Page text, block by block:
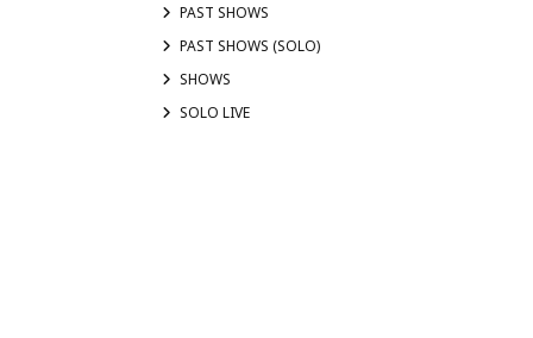
PAST SHOWS
PAST SHOWS (SOLO)
SHOWS
SOLO LIVE